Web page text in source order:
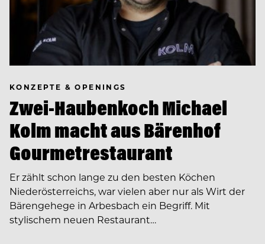
KONZEPTE & OPENINGS
Zwei-Haubenkoch Michael
Kolm macht aus Bärenhof
Gourmetrestaurant
Er zählt schon lange zu den besten Köchen
Niederösterreichs, war vielen aber nur als Wirt der
Bärengehege in Arbesbach ein Begriff. Mit
stylischem neuen Restaurant…